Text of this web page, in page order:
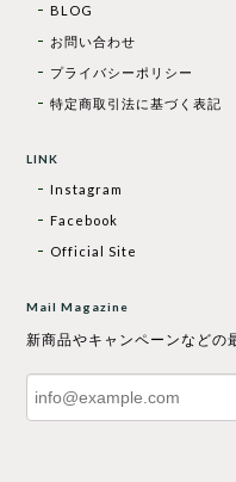
BLOG
お問い合わせ
プライバシーポリシー
特定商取引法に基づく表記
LINK
Instagram
Facebook
Official Site
Mail Magazine
新商品やキャンペーンなどの